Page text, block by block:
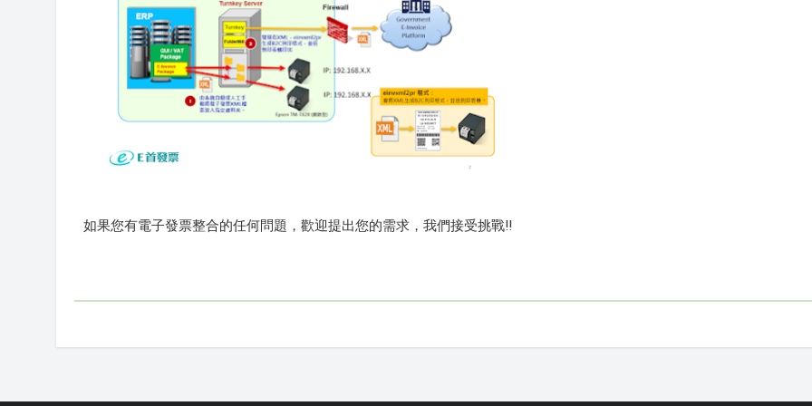
如果您有電子發票整合的任何問題，歡迎提出您的需求，我們接受挑戰!!